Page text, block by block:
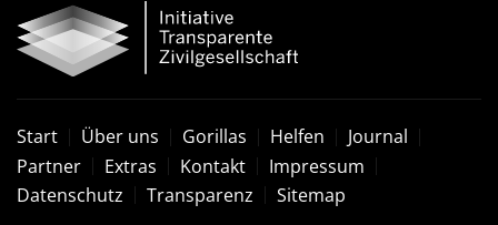
Start Über uns Gorillas Helfen
Journal
Partner
Extras Kontakt
Impressum
Datenschutz
Transparenz Sitemap